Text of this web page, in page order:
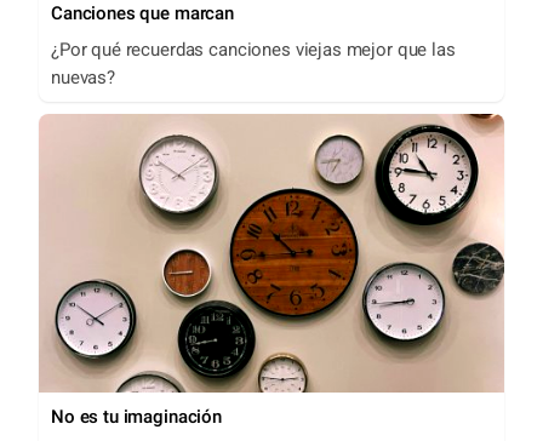
Canciones que marcan
¿Por qué recuerdas canciones viejas mejor que las
nuevas?
No es tu imaginación